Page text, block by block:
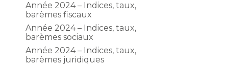
Année 2024 – Indices, taux,
barèmes fiscaux
Année 2024 – Indices, taux,
barèmes sociaux
Année 2024 – Indices, taux,
barèmes juridiques